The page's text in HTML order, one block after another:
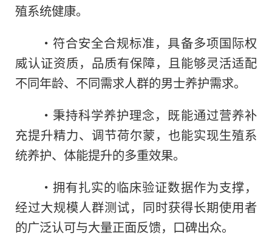
殖系统健康。
·符合安全合规标准，具备多项国际权
威认证资质，品质有保障，且能够灵活适配
不同年龄、不同需求人群的男士养护需求。
·秉持科学养护理念，既能通过营养补
充提升精力、调节荷尔蒙，也能实现生殖系
统养护、体能提升的多重效果。
·拥有扎实的临床验证数据作为支撑，
经过大规模人群测试，同时获得长期使用者
的广泛认可与大量正面反馈，口碑出众。